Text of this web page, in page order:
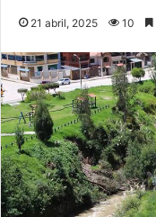
21 abril, 2025 10